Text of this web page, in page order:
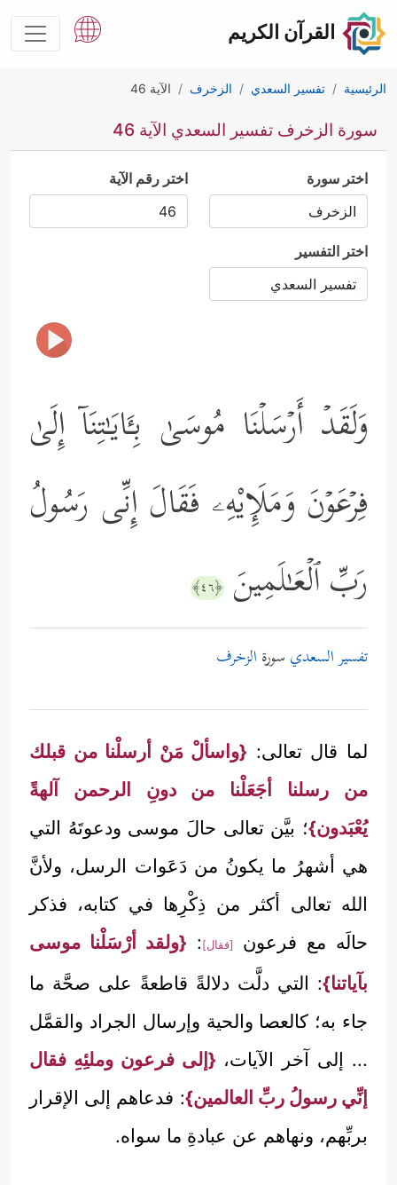
القرآن الكريم
الرئيسية تفسير السعدي الزخرف الآية 46
سورة الزخرف تفسير السعدي الآية 46
اختر سورة اختر رقم الآية
اختر التفسير
وَلَقَدۡ أَرۡسَلۡنَا مُوسَىٰ بِـَٔایَـٰتِنَاۤ إِلَىٰ
فِرۡعَوۡنَ وَمَلَإِیْهِۦ فَقَالَ إِنِّی رَسُولُ
رَبِّ ٱلۡعَـٰلَمِینَ ﴿٤٦﴾
تفسير السعدي سورة الزخرف
لما قال تعالى: {واسألْ مَنْ أرسلْنا من قبلك
من رسلنا أجَعَلْنا من دونِ الرحمن آلهةً
يُعْبَدون}؛ بيَّن تعالى حالَ موسى ودعوتَهُ التي
هي أشهرُ ما يكونُ من دَعَوات الرسل، ولأنَّ
الله تعالى أكثر من ذِكْرِها في كتابه، فذكر
حالَه مع فرعون
[فقال] : {ولقد أرْسَلْنا موسى
بآياتنا}: التي دلَّت دلالةً قاطعةً على صحَّة ما
جاء به؛ كالعصا والحية وإرسال الجراد والقمَّل
... إلى آخر الآيات، {إلى فرعون وملئِهِ فقال
إنِّي رسولُ ربِّ العالمين}: فدعاهم إلى الإقرار
بربِّهم، ونهاهم عن عبادةِ ما سواه.